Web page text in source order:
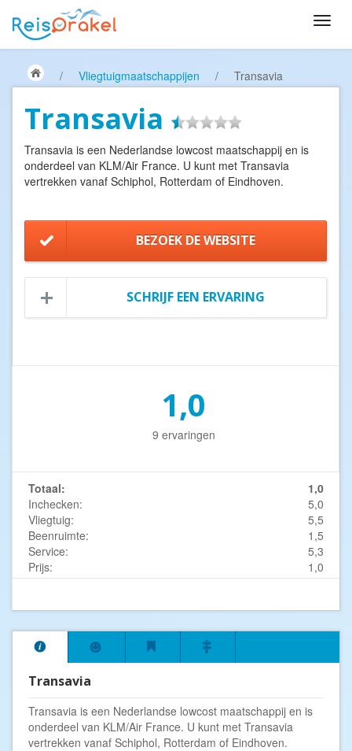
/ Vliegtuigmaatschappijen / Transavia
Transavia
Transavia is een Nederlandse lowcost maatschappij en is
onderdeel van KLM/Air France. U kunt met Transavia
vertrekken vanaf Schiphol, Rotterdam of Eindhoven.
BEZOEK DE WEBSITE
SCHRIJF EEN ERVARING
1,0
9 ervaringen
Totaal:
1,0
Inchecken:
5,0
Vliegtuig:
5,5
Beenruimte:
1,5
Service:
5,3
Prijs:
1,0
Transavia
Transavia is een Nederlandse lowcost maatschappij en is
onderdeel van KLM/Air France. U kunt met Transavia
vertrekken vanaf Schiphol, Rotterdam of Eindhoven.